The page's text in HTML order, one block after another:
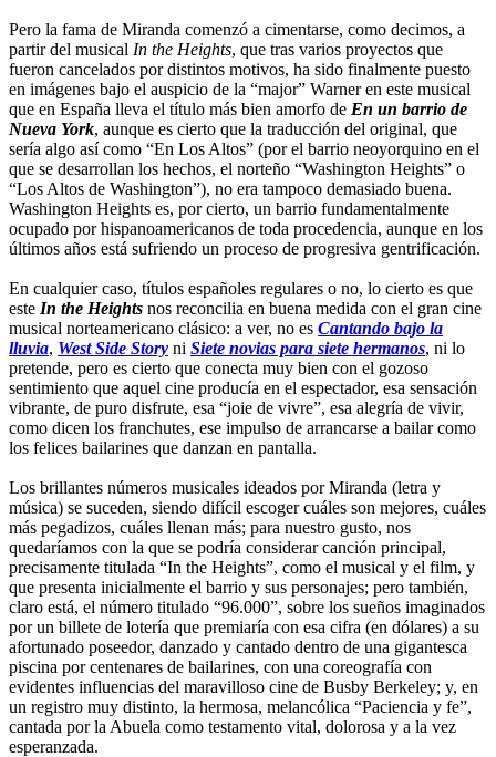
Pero la fama de Miranda comenzó a cimentarse, como decimos, a
partir del musical In the Heights, que tras varios proyectos que
fueron cancelados por distintos motivos, ha sido finalmente puesto
en imágenes bajo el auspicio de la “major” Warner en este musical
que en España lleva el título más bien amorfo de En un barrio de
Nueva York, aunque es cierto que la traducción del original, que
sería algo así como “En Los Altos” (por el barrio neoyorquino en el
que se desarrollan los hechos, el norteño “Washington Heights” o
“Los Altos de Washington”), no era tampoco demasiado buena.
Washington Heights es, por cierto, un barrio fundamentalmente
ocupado por hispanoamericanos de toda procedencia, aunque en los
últimos años está sufriendo un proceso de progresiva gentrificación.
En cualquier caso, títulos españoles regulares o no, lo cierto es que
este In the Heights nos reconcilia en buena medida con el gran cine
musical norteamericano clásico: a ver, no es Cantando bajo la
lluvia, West Side Story ni Siete novias para siete hermanos, ni lo
pretende, pero es cierto que conecta muy bien con el gozoso
sentimiento que aquel cine producía en el espectador, esa sensación
vibrante, de puro disfrute, esa “joie de vivre”, esa alegría de vivir,
como dicen los franchutes, ese impulso de arrancarse a bailar como
los felices bailarines que danzan en pantalla.
Los brillantes números musicales ideados por Miranda (letra y
música) se suceden, siendo difícil escoger cuáles son mejores, cuáles
más pegadizos, cuáles llenan más; para nuestro gusto, nos
quedaríamos con la que se podría considerar canción principal,
precisamente titulada “In the Heights”, como el musical y el film, y
que presenta inicialmente el barrio y sus personajes; pero también,
claro está, el número titulado “96.000”, sobre los sueños imaginados
por un billete de lotería que premiaría con esa cifra (en dólares) a su
afortunado poseedor, danzado y cantado dentro de una gigantesca
piscina por centenares de bailarines, con una coreografía con
evidentes influencias del maravilloso cine de Busby Berkeley; y, en
un registro muy distinto, la hermosa, melancólica “Paciencia y fe”,
cantada por la Abuela como testamento vital, dolorosa y a la vez
esperanzada.